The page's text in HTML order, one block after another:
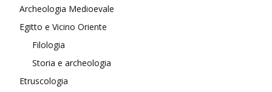
Archeologia Medioevale
Egitto e Vicino Oriente
Filologia
Storia e archeologia
Etruscologia